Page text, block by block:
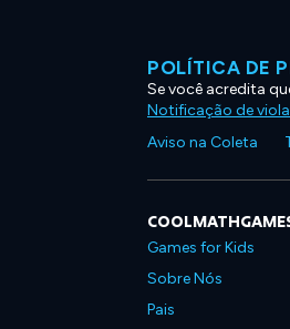
POLÍTICA DE
Se você acredita
Notificação de
Aviso na Coleta
Games for Kids
Sobre Nós
Pais